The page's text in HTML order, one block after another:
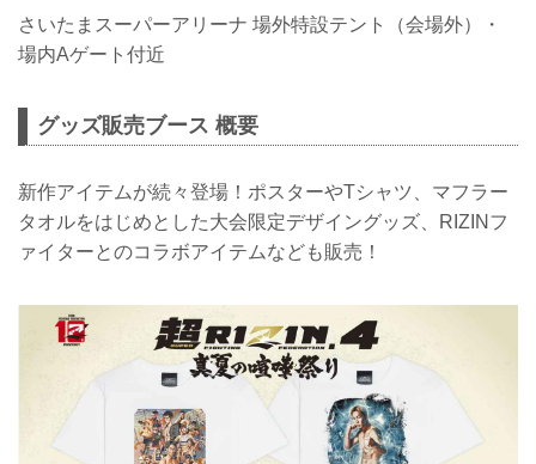
さいたまスーパーアリーナ 場外特設テント（会場外）・
場内Aゲート付近
グッズ販売ブース 概要
新作アイテムが続々登場！ポスターやTシャツ、マフラー
タオルをはじめとした大会限定デザイングッズ、RIZINフ
ァイターとのコラボアイテムなども販売！